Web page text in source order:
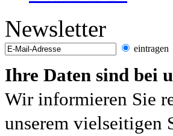
Newsletter
eintragen
Ihre Daten sind bei
Wir informieren Sie
unserem vielseitigen